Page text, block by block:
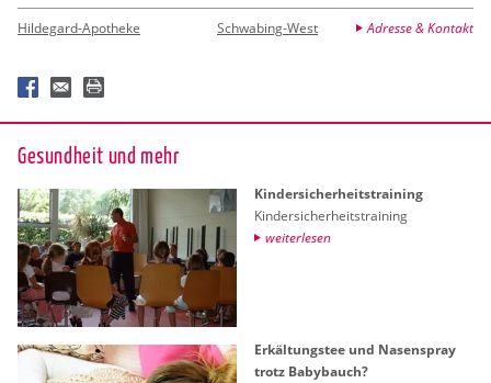
Hildegard-Apotheke Schwabing-West Adresse & Kontakt
Ge­sund­heit und mehr
Kin­der­si­cher­heits­trai­ning
Kin­der­si­cher­heits­trai­ning
wei­ter­le­sen
Er­käl­tungs­tee und Na­sen­spray
trotz Ba­by­bauch?